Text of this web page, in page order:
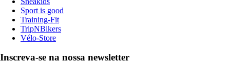
Sport is good
Training-Fit
TripNBikers
Vélo-Store
Inscreva-se na nossa newsletter